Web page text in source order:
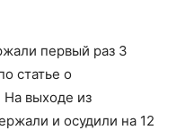
первый раз 3
статье о
выходе из
и осудили на 12